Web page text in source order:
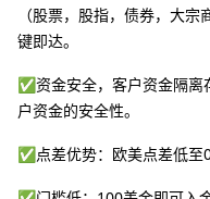
（股票，股指，债券，大
键即达。
✅资金安全，客户资金隔离
户资金的安全性。
✅点差优势：欧美点差低